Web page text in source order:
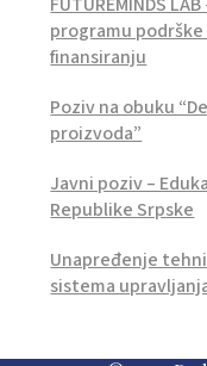
programu
finansiranju
Poziv na obuku
proizvoda”
Javni poziv –
Republike Srpske
Unapređenje
sistema